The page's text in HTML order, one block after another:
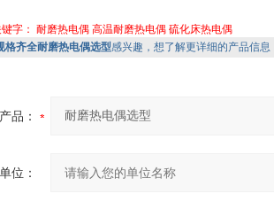
字： 耐磨热电偶 高温耐磨热电偶 硫化床热电偶
格齐全耐磨热电偶选型感兴趣，想了解更详细的产品信息
产品：
位：